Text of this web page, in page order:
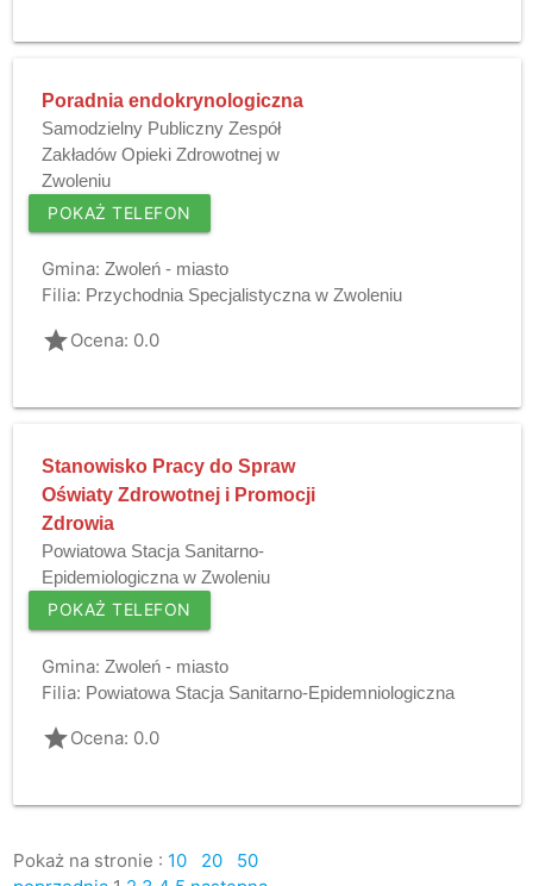
Poradnia endokrynologiczna
Samodzielny Publiczny Zespół
Zakładów Opieki Zdrowotnej w
Zwoleniu
POKAŻ TELEFON
Gmina: Zwoleń - miasto
Filia: Przychodnia Specjalistyczna w Zwoleniu
gradeOcena: 0.0
Stanowisko Pracy do Spraw
Oświaty Zdrowotnej i Promocji
Zdrowia
Powiatowa Stacja Sanitarno-
Epidemiologiczna w Zwoleniu
POKAŻ TELEFON
Gmina: Zwoleń - miasto
Filia: Powiatowa Stacja Sanitarno-Epidemniologiczna
gradeOcena: 0.0
Pokaż na stronie : 10 20
50